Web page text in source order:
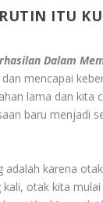
ITU
Dalam
mencapai
lama dan kita
baru menjadi
karena
otak kita